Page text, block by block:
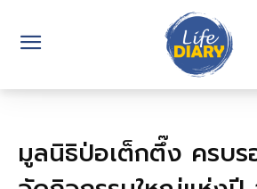
มูลนิธิป่อเต็กตึ๊ง ครบร